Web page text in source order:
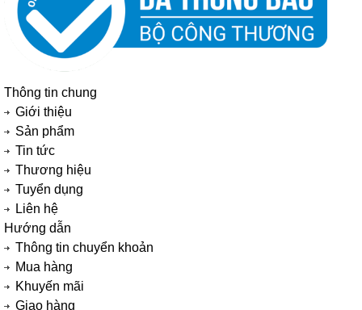
Thông tin chung
Giới thiệu
Sản phẩm
Tin tức
Thương hiệu
Tuyển dụng
Liên hệ
Hướng dẫn
Thông tin chuyển khoản
Mua hàng
Khuyến mãi
Giao hàng